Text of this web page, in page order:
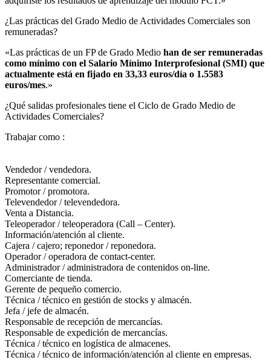
¿Las prácticas del Grado Medio de Actividades Comerciales son
remuneradas?​
«Las prácticas de un FP de Grado Medio han de ser remuneradas
como mínimo con el Salario Mínimo Interprofesional (SMI) que
actualmente está en fijado en 33,33 euros/día o 1.5583
euros/mes.»
¿Qué salidas profesionales tiene el Ciclo de Grado Medio de
Actividades Comerciales?​
Trabajar como :
Vendedor / vendedora.
Representante comercial.
Promotor / promotora.
Televendedor / televendedora.
Venta a Distancia.
Teleoperador / teleoperadora (Call – Center).
Información/atención al cliente.
Cajera / cajero; reponedor / reponedora.
Operador / operadora de contact-center.
Administrador / administradora de contenidos on-line.
Comerciante de tienda.
Gerente de pequeño comercio.
Técnica / técnico en gestión de stocks y almacén.
Jefa / jefe de almacén.
Responsable de recepción de mercancías.
Responsable de expedición de mercancías.
Técnica / técnico en logística de almacenes.
Técnica / técnico de información/atención al cliente en empresas.